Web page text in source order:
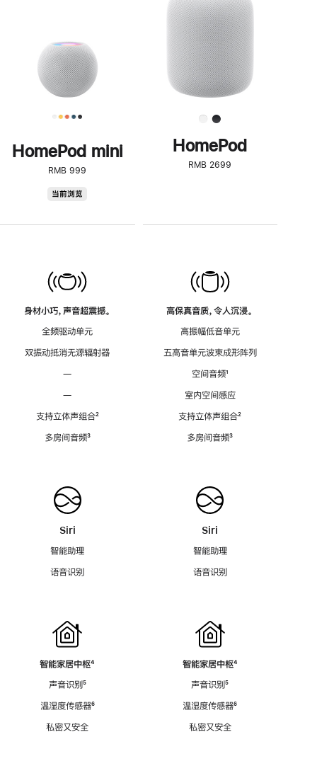
HomePod mini
RMB 999
当前浏览
身材小巧，声音超震撼。
全频驱动单元
双振动抵消无源辐射器
—
—
支持立体声组合脚
²
多房间音频脚
³
Siri
智能助理
语音识别
智能家居中枢脚
⁴
声音识别脚
⁵
温湿度传感器脚
⁶
私密又安全
了
解
HomePod<
HomePod
RMB 2699
高保真音质，令人沉浸。
高振幅低音单元
五高音单元波束成形阵列
空间音频脚
¹
室内空间感应
支持立体声组合脚
²
多房间音频脚
³
Siri
智能助理
语音识别
智能家居中枢脚
⁴
声音识别脚
⁵
温湿度传感器脚
⁶
私密又安全